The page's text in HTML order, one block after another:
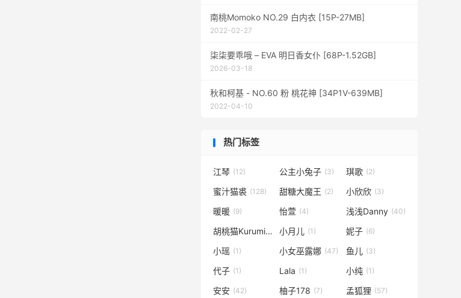
南桃Momoko NO.29 白内衣 [15P-27MB]
2022-02-27
柒柒要乖哦 – EVA 明日香女仆 [68P-1.52GB]
2026-03-18
秋和柯基 - NO.60 粉 桃花神 [34P1V-639MB]
2022-04-10
热门标签
江琴 (12) 公主小兔子 (3) 琪歌 (2)
蜜汁猫裘 (128) 甜糖大魔王 (2) 小欣欣 (3)
暖暖 (9) 怡萱 (4) 浅浅Danny (40)
胡桃猫Kurumineko (14)
小月儿 (1) 妮子 (6)
小瑶 (1) 小女巫露娜 (47) 鱼儿 (3)
代子 (1) Lala (1) 小纯 (1)
安安 (42) 柚子178 (7) 孟狐狸 (57)